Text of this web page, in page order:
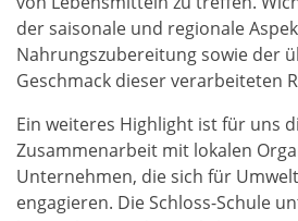
der saisonale und regionale
Nahrungszubereitung sowie der
Geschmack dieser verarbeiteten
Ein weiteres Highlight ist für uns
Zusammenarbeit mit lokalen
Unternehmen, die sich für
engagieren. Die Schloss-Schule